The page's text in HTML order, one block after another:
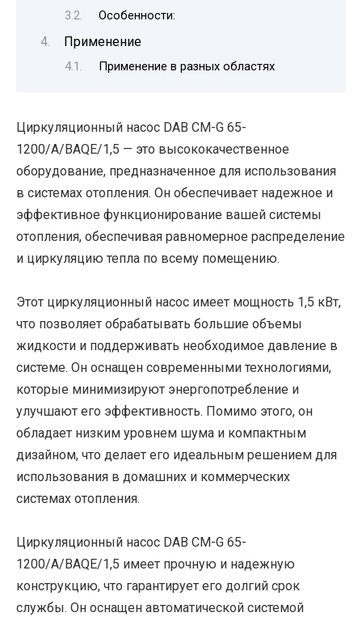
Особенности:
Применение
Применение в разных областях
Циркуляционный насос DAB CM-G 65-
1200/A/BAQE/1,5 — это высококачественное
оборудование, предназначенное для использования
в системах отопления. Он обеспечивает надежное и
эффективное функционирование вашей системы
отопления, обеспечивая равномерное распределение
и циркуляцию тепла по всему помещению.
Этот циркуляционный насос имеет мощность 1,5 кВт,
что позволяет обрабатывать большие объемы
жидкости и поддерживать необходимое давление в
системе. Он оснащен современными технологиями,
которые минимизируют энергопотребление и
улучшают его эффективность. Помимо этого, он
обладает низким уровнем шума и компактным
дизайном, что делает его идеальным решением для
использования в домашних и коммерческих
системах отопления.
Циркуляционный насос DAB CM-G 65-
1200/A/BAQE/1,5 имеет прочную и надежную
конструкцию, что гарантирует его долгий срок
службы. Он оснащен автоматической системой